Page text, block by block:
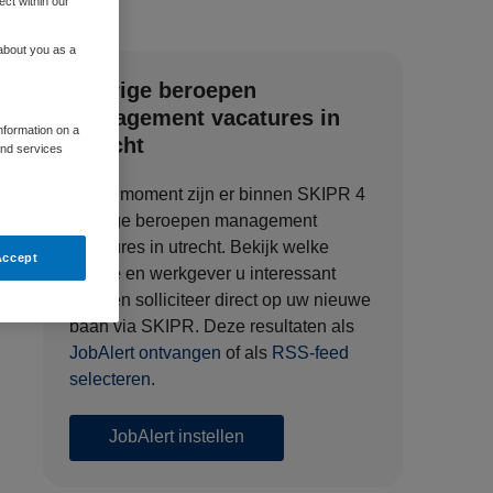
Overige beroepen
management vacatures in
utrecht
Op dit moment zijn er binnen SKIPR 4
Overige beroepen management
vacatures in utrecht. Bekijk welke
functie en werkgever u interessant
vindt en solliciteer direct op uw nieuwe
baan via SKIPR. Deze resultaten als
JobAlert ontvangen of als RSS-feed
selecteren.
JobAlert instellen
you as a
on a
services